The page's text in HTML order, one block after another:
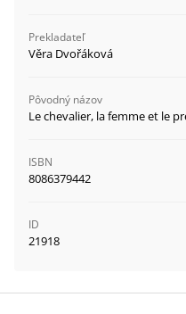
Prekladateľ
Věra Dvořáková
Pôvodný názov
Le chevalier, la femme et le
ISBN
8086379442
ID
21918